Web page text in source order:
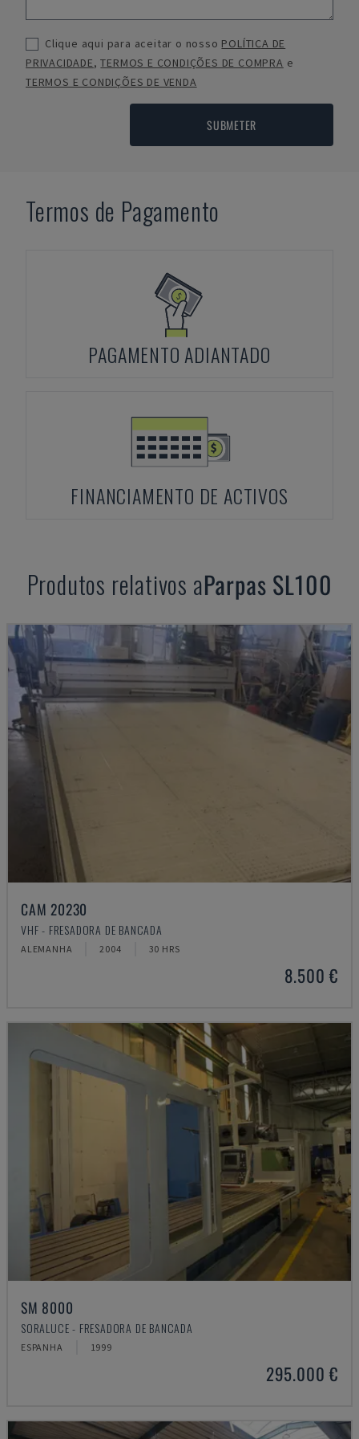
Clique aqui para aceitar o nosso POLÍTICA DE
PRIVACIDADE,TERMOS E CONDIÇÕES DE COMPRA e
TERMOS E CONDIÇÕES DE VENDA
SUBMETER
Termos de Pagamento
PAGAMENTO ADIANTADO
FINANCIAMENTO DE ACTIVOS
Produtos relativos aParpas SL100
CAM 20230
VHF - FRESADORA DE BANCADA
ALEMANHA 2004 30 HRS
8.500 €
SM 8000
SORALUCE - FRESADORA DE BANCADA
ESPANHA 1999
295.000 €